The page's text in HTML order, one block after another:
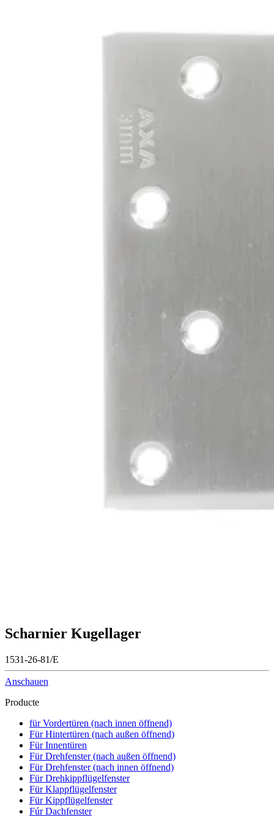
Scharnier Kugellager
1531-26-81/E
Anschauen
Producte
für Vordertüren (nach innen öffnend)
Für Hintertüren (nach außen öffnend)
Für Innentüren
Für Drehfenster (nach außen öffnend)
Für Drehfenster (nach innen öffnend)
Für Drehkippflügelfenster
Für Klappflügelfenster
Für Kippflügelfenster
Fúr Dachfenster